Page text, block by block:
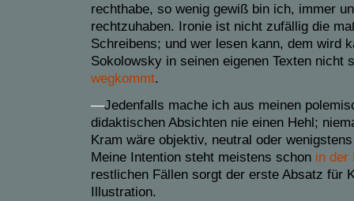
rechthabe, so wenig gewiß bin ich, immer
rechtzuhaben. Ironie ist nicht zufällig die
Schreibens; und wer lesen kann, dem wird
Sokolowsky in seinen eigenen Texten nicht
wegkommt.
—Jedenfalls mache ich aus meinen
didaktischen Absichten nie einen Hehl;
Kram wäre objektiv, neutral oder
Meine Intention steht meistens schon in der
restlichen Fällen sorgt der erste Absatz für
Illustration.